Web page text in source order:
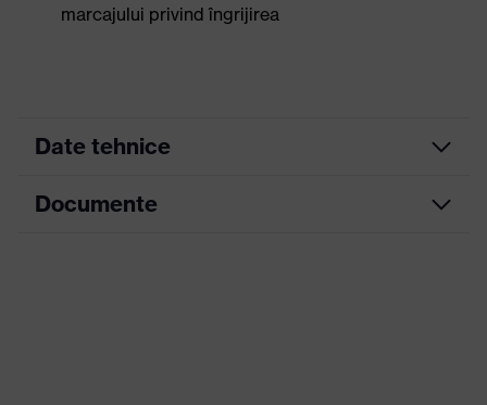
marcajului privind îngrijirea
Date tehnice
Culoare
Documente